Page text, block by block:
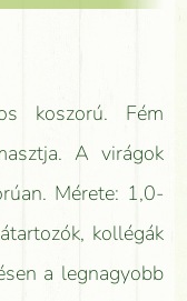
koszorú. Fém
A virágok
Mérete: 1,0-
kollégák
a legnagyobb